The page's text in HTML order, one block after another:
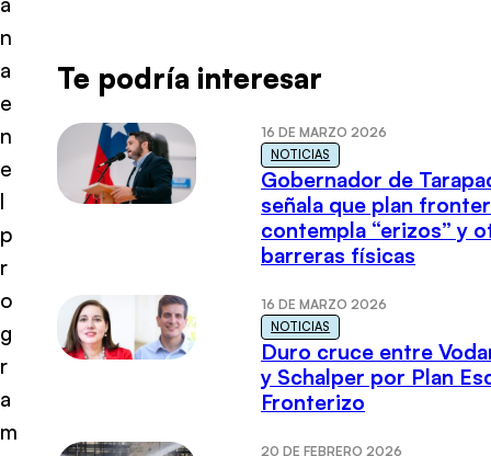
n
a
e
n
e
l
p
r
o
g
r
a
m
Te podría interesar
16 DE MARZO 2026
NOTICIAS
Gobernador de
señala que plan
contempla “erizos” y
barreras físicas
16 DE MARZO 2026
NOTICIAS
Duro cruce entre
y Schalper por Plan
Fronterizo
20 DE FEBRERO 2026